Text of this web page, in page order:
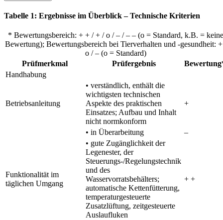
Tabelle 1: Ergebnisse im Überblick – Technische Kriterien
* Bewertungsbereich: + + / + / o / – / – – (o = Standard, k.B. = keine
Bewertung); Bewertungsbereich bei Tierverhalten und -gesundheit:
o / – (o = Standard)
Prüfmerkmal
Prüfergebnis
Handhabung
Betriebsanleitung
• verständlich, enthält die
wichtigsten technischen
Aspekte des praktischen
Einsatzes; Aufbau und Inhalt
nicht normkonform
+
• in Überarbeitung –
Funktionalität im
täglichen Umgang
• gute Zugänglichkeit der
Legenester, der
Steuerungs-/Regelungstechnik
und des
Wasservorratsbehälters;
automatische Kettenfütterung,
temperaturgesteuerte
Zusatzlüftung, zeitgesteuerte
Auslaufluken
+ +